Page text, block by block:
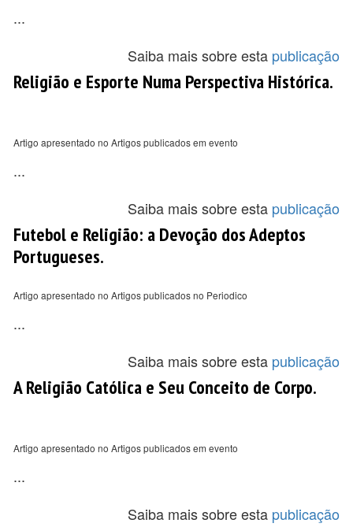
...
Saiba mais sobre esta publicação
Religião e Esporte Numa Perspectiva Histórica.
Artigo apresentado no Artigos publicados em evento
...
Saiba mais sobre esta publicação
Futebol e Religião: a Devoção dos Adeptos
Portugueses.
Artigo apresentado no Artigos publicados no Periodico
...
Saiba mais sobre esta publicação
A Religião Católica e Seu Conceito de Corpo.
Artigo apresentado no Artigos publicados em evento
...
Saiba mais sobre esta publicação